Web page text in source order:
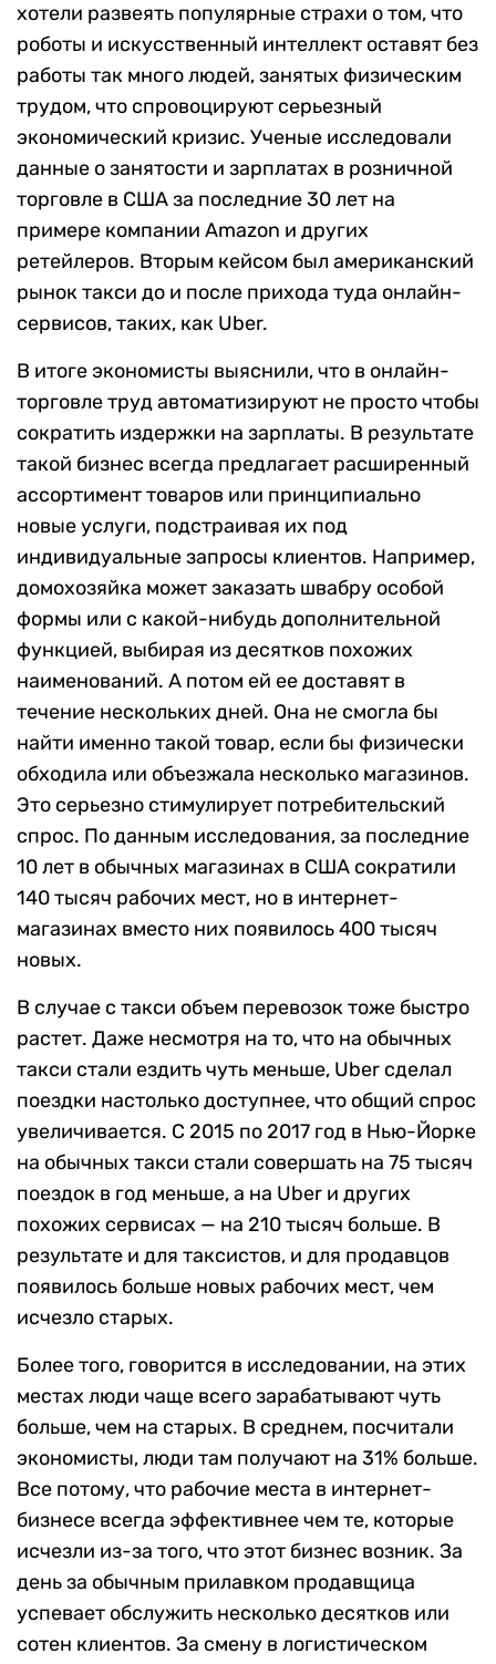
хотели развеять популярные страхи о том, что
роботы и искусственный интеллект оставят без
работы так много людей, занятых физическим
трудом, что спровоцируют серьезный
экономический кризис. Ученые исследовали
данные о занятости и зарплатах в розничной
торговле в США за последние 30 лет на
примере компании Amazon и других
ретейлеров. Вторым кейсом был американский
рынок такси до и после прихода туда онлайн-
сервисов, таких, как Uber.
В итоге экономисты выяснили, что в онлайн-
торговле труд автоматизируют не просто чтобы
сократить издержки на зарплаты. В результате
такой бизнес всегда предлагает расширенный
ассортимент товаров или принципиально
новые услуги, подстраивая их под
индивидуальные запросы клиентов. Например,
домохозяйка может заказать швабру особой
формы или с какой-нибудь дополнительной
функцией, выбирая из десятков похожих
наименований. А потом ей ее доставят в
течение нескольких дней. Она не смогла бы
найти именно такой товар, если бы физически
обходила или объезжала несколько магазинов.
Это серьезно стимулирует потребительский
спрос. По данным исследования, за последние
10 лет в обычных магазинах в США сократили
140 тысяч рабочих мест, но в интернет-
магазинах вместо них появилось 400 тысяч
новых.
В случае с такси объем перевозок тоже быстро
растет. Даже несмотря на то, что на обычных
такси стали ездить чуть меньше, Uber сделал
поездки настолько доступнее, что общий спрос
увеличивается. С 2015 по 2017 год в Нью-Йорке
на обычных такси стали совершать на 75 тысяч
поездок в год меньше, а на Uber и других
похожих сервисах — на 210 тысяч больше. В
результате и для таксистов, и для продавцов
появилось больше новых рабочих мест, чем
исчезло старых.
Более того, говорится в исследовании, на этих
местах люди чаще всего зарабатывают чуть
больше, чем на старых. В среднем, посчитали
экономисты, люди там получают на 31% больше.
Все потому, что рабочие места в интернет-
бизнесе всегда эффективнее чем те, которые
исчезли из-за того, что этот бизнес возник. За
день за обычным прилавком продавщица
успевает обслужить несколько десятков или
сотен клиентов. За смену в логистическом